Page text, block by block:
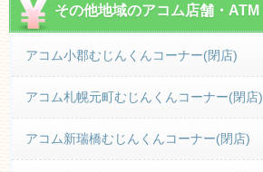
その他地域のアコム店舗・ATM
アコム小郡むじんくんコーナー(閉店)
アコム札幌元町むじんくんコーナー(閉店)
アコム新瑞橋むじんくんコーナー(閉店)